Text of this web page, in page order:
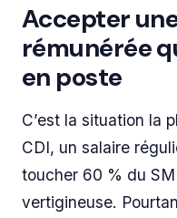
Accepter
rémunérée
en poste
C’est la situation la
CDI, un salaire
toucher 60 % du
vertigineuse.